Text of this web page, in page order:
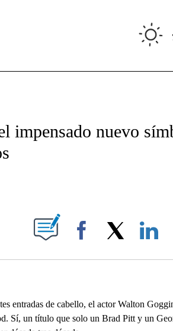
ABOUT NEW PAGES ON "CNN - SPANISH".
impensado nuevo
NEW PAGES ON "".
Facebook
entradas de cabello, el actor Walton
Sí, un título que solo un Brad Pitt y un